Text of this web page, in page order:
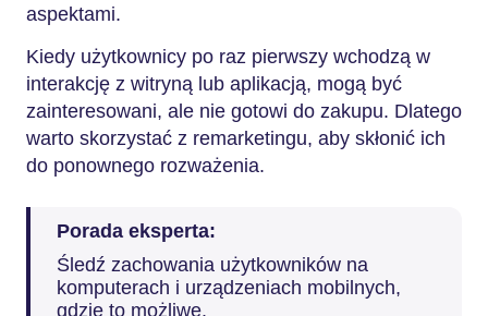
aspektami.
Kiedy użytkownicy po raz pierwszy wchodzą w
interakcję z witryną lub aplikacją, mogą być
zainteresowani, ale nie gotowi do zakupu. Dlatego
warto skorzystać z remarketingu, aby skłonić ich
do ponownego rozważenia.
Porada eksperta:
Śledź zachowania użytkowników na
komputerach i urządzeniach mobilnych,
gdzie to możliwe.